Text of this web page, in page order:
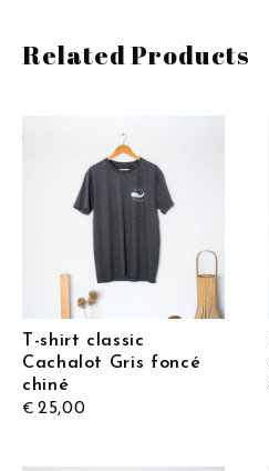
Related Products
T-shirt classic
Cachalot Gris foncé
chiné
€ 25,00